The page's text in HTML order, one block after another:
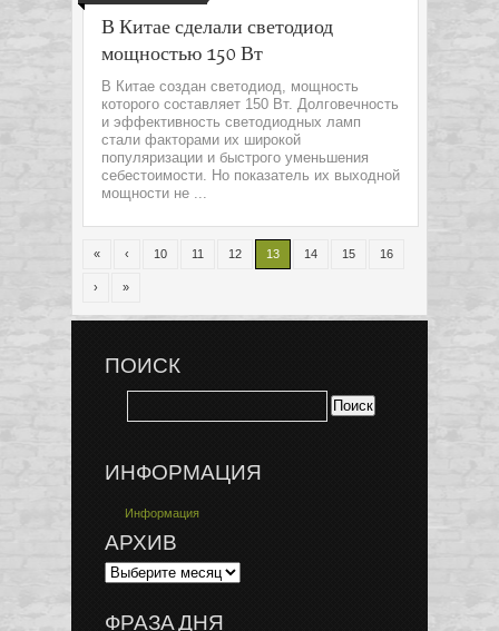
В Китае сделали светодиод
мощностью 150 Вт
В Китае создан светодиод, мощность
которого составляет 150 Вт. Долговечность
и эффективность светодиодных ламп
стали факторами их широкой
популяризации и быстрого уменьшения
себестоимости. Но показатель их выходной
мощности не ...
« ‹ 10 11 12 13 14 15 16
› »
ПОИСК
ИНФОРМАЦИЯ
Информация
АРХИВ
ФРАЗА ДНЯ